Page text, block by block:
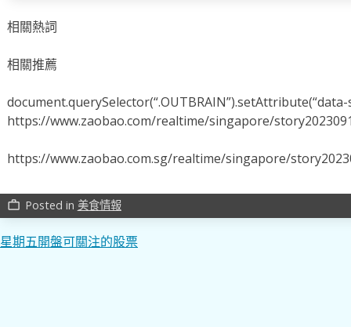
相關熱詞
相關推薦
document.querySelector(“.OUTBRAIN”).setAttribute(“data-
https://www.zaobao.com/realtime/singapore/
https://www.zaobao.com.sg/realtime/singapore/
work_outline Posted in 美食情報
文
星期五開盤可關注的股票